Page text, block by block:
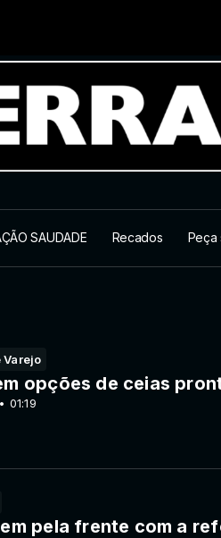
SAUDADE Recados Peça
Varejo
01:19
opções de ceias
pela frente com a